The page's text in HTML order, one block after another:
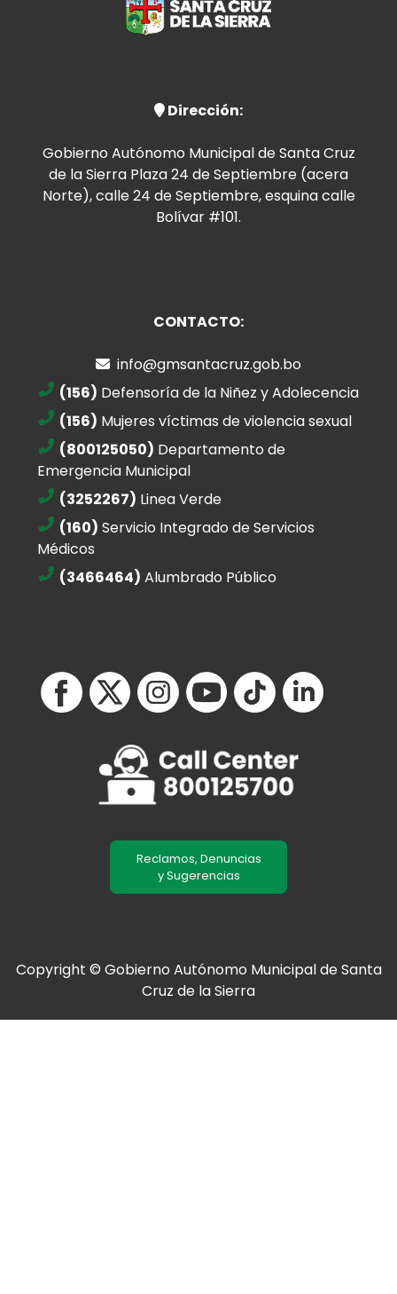
Dirección:
Gobierno Autónomo Municipal de Santa Cruz
de la Sierra Plaza 24 de Septiembre (acera
Norte), calle 24 de Septiembre, esquina calle
Bolívar #101.
CONTACTO:
info@gmsantacruz.gob.bo
(156) Defensoría de la Niñez y Adolecencia
(156) Mujeres víctimas de violencia sexual
(800125050) Departamento de
Emergencia Municipal
(3252267) Linea Verde
(160) Servicio Integrado de Servicios
Médicos
(3466464) Alumbrado Público
Reclamos, Denuncias
y Sugerencias
Copyright © Gobierno Autónomo Municipal de Santa
Cruz de la Sierra